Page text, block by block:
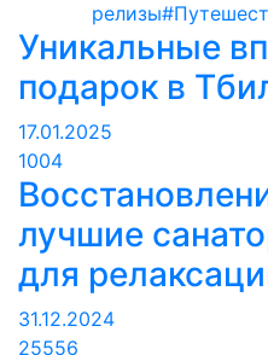
релизы
Уникальные
подарок в
17.01.2025
1004
лучшие
для
31.12.2024
25556